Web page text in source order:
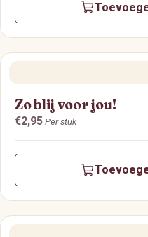
Zo blij voor jou!
Prijs:
€2,95 Per stuk